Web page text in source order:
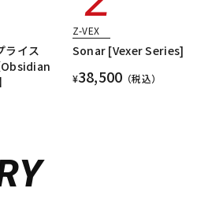
ライス
Z-VEX
Sonar [Vexer Series]
¥38,500 （税込）